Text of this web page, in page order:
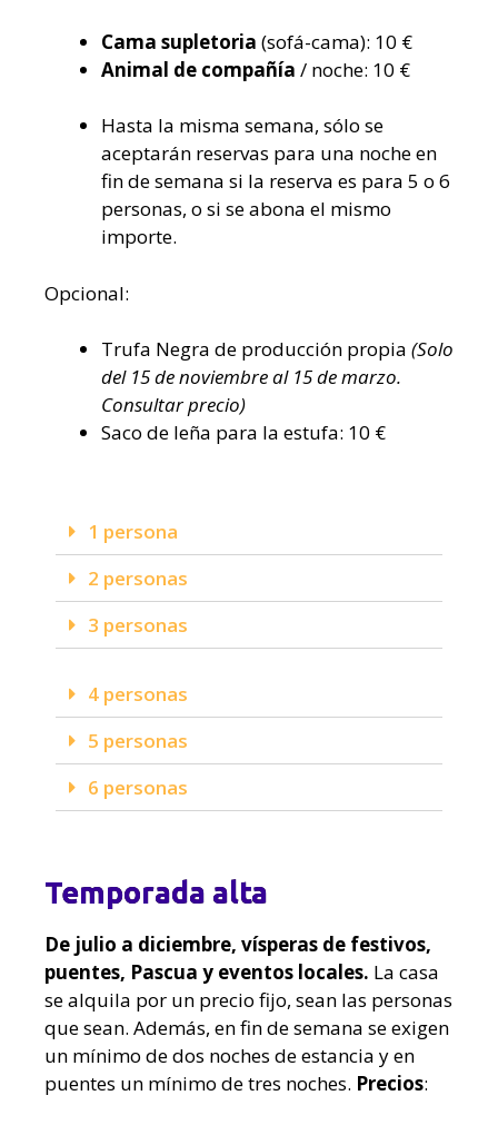
Cama supletoria (sofá-cama): 10 €
Animal de compañía / noche: 10 €
Hasta la misma semana, sólo se
aceptarán reservas para una noche en
fin de semana si la reserva es para 5 o 6
personas, o si se abona el mismo
importe.
Opcional:
Trufa Negra de producción propia (Solo
del 15 de noviembre al 15 de marzo.
Consultar precio)
Saco de leña para la estufa: 10 €
1 persona
2 personas
3 personas
4 personas
5 personas
6 personas
Temporada alta
De julio a diciembre, vísperas de festivos,
puentes, Pascua y eventos locales. La casa
se alquila por un precio fijo, sean las personas
que sean. Además, en fin de semana se exigen
un mínimo de dos noches de estancia y en
puentes un mínimo de tres noches. Precios: